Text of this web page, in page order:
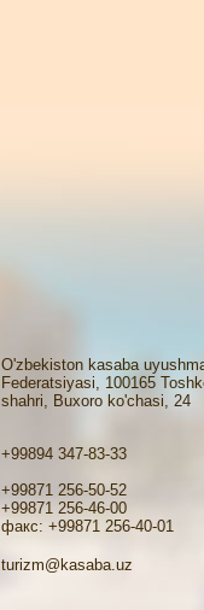
O'zbekiston kasaba
Federatsiyasi, 100165
shahri, Buxoro ko'chasi, 24
+99894 347-83-33
+99871 256-50-52
+99871 256-46-00
факс: +99871 256-40-01
turizm@kasaba.uz